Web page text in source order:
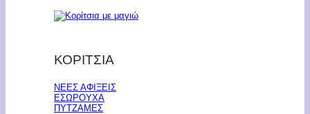
ΚΟΡΙΤΣΙΑ
ΝΕΕΣ ΑΦΙΞΕΙΣ
ΕΣΩΡΟΥΧΑ
ΠΥΤΖΑΜΕΣ